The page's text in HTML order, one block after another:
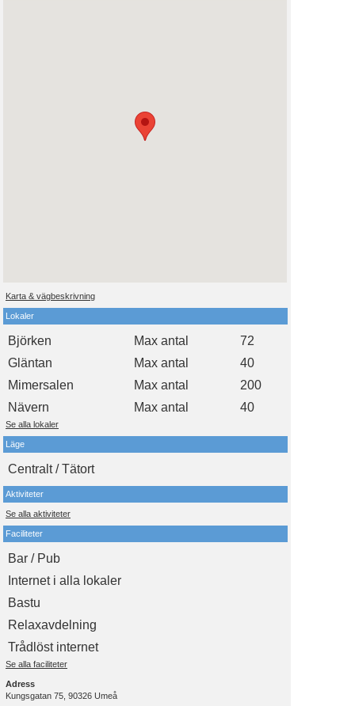
Karta & vägbeskrivning
Lokaler
Björken Max antal
72
Gläntan
Max antal
40
Mimersalen
Max antal
200
Nävern
Max antal 40
Se alla lokaler
Läge
Centralt / Tätort
Aktiviteter
Se alla aktiviteter
Faciliteter
Bar / Pub
Internet i alla lokaler
Bastu
Relaxavdelning
Trådlöst internet
Se alla faciliteter
Adress
Kungsgatan 75, 90326 Umeå